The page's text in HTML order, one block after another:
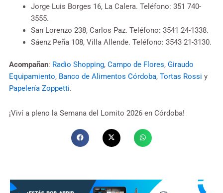
Jorge Luis Borges 16, La Calera. Teléfono: 351 740-
3555.
San Lorenzo 238, Carlos Paz. Teléfono: 3541 24-1338.
Sáenz Peña 108, Villa Allende. Teléfono: 3543 21-3130.
Acompañan: Radio Shopping, Campo de Flores, Giraudo
Equipamiento, Banco de Alimentos Córdoba, Tortas Rossi y
Papelería Zoppetti.
¡Viví a pleno la Semana del Lomito 2026 en Córdoba!